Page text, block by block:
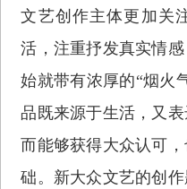
文艺创作主体更加关
活，注重抒发真实情
始就带有浓厚的“烟火
品既来源于生活，又
而能够获得大众认可
础。新大众文艺的创